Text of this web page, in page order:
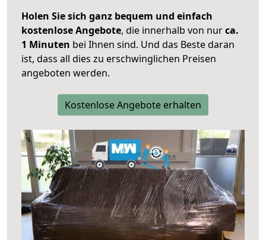
Holen Sie sich ganz bequem und einfach
kostenlose Angebote, die innerhalb von nurca.
1 Minuten bei Ihnen sind. Und das Beste daran
ist, dass all dies zu erschwinglichen Preisen
angeboten werden.
Kostenlose Angebote erhalten